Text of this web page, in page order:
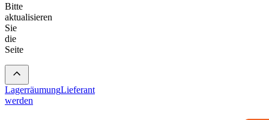
Bitte
aktualisieren
Sie
die
Seite
LagerräumungLieferant
werden